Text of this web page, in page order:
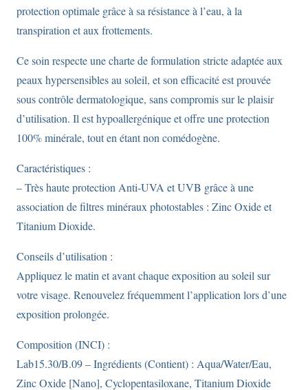
protection optimale grâce à sa résistance à l’eau, à la
transpiration et aux frottements.
Ce soin respecte une charte de formulation stricte adaptée aux
peaux hypersensibles au soleil, et son efficacité est prouvée
sous contrôle dermatologique, sans compromis sur le plaisir
d’utilisation. Il est hypoallergénique et offre une protection
100% minérale, tout en étant non comédogène.
Caractéristiques :
– Très haute protection Anti-UVA et UVB grâce à une
association de filtres minéraux photostables : Zinc Oxide et
Titanium Dioxide.
Conseils d’utilisation :
Appliquez le matin et avant chaque exposition au soleil sur
votre visage. Renouvelez fréquemment l’application lors d’une
exposition prolongée.
Composition (INCI) :
Lab15.30/B.09 – Ingrédients (Contient) : Aqua/Water/Eau,
Zinc Oxide [Nano], Cyclopentasiloxane, Titanium Dioxide